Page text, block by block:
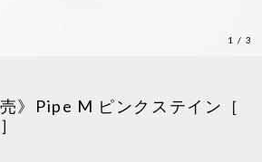
1 /3
》Pipe M ピンクステイン［